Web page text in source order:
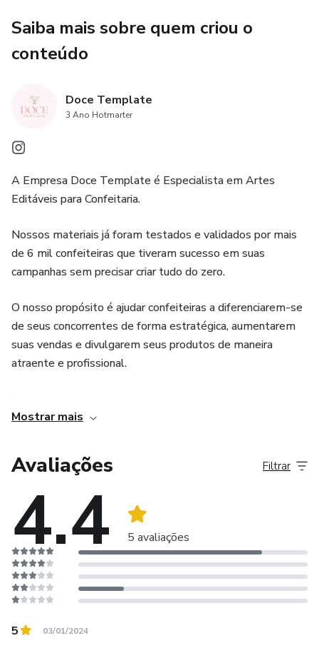
Saiba mais sobre quem criou o
conteúdo
Doce Template
3 Ano Hotmarter
A Empresa Doce Template é Especialista em Artes
Editáveis para Confeitaria.
Nossos materiais já foram testados e validados por mais
de 6 mil confeiteiras que tiveram sucesso em suas
campanhas sem precisar criar tudo do zero.
O nosso propósito é ajudar confeiteiras a diferenciarem-se
de seus concorrentes de forma estratégica, aumentarem
suas vendas e divulgarem seus produtos de maneira
atraente e profissional.
clientes e fortaleça a sua marca nas redes sociais através
que você entrega de melhor, seus doces.
jornada. ❤️
Mostrar mais
Avaliações
4.4 5 avaliações
Filtrar
5 03/01/2024